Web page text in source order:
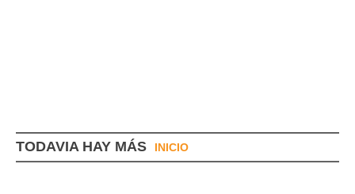
TODAVIA HAY MÁS INICIO